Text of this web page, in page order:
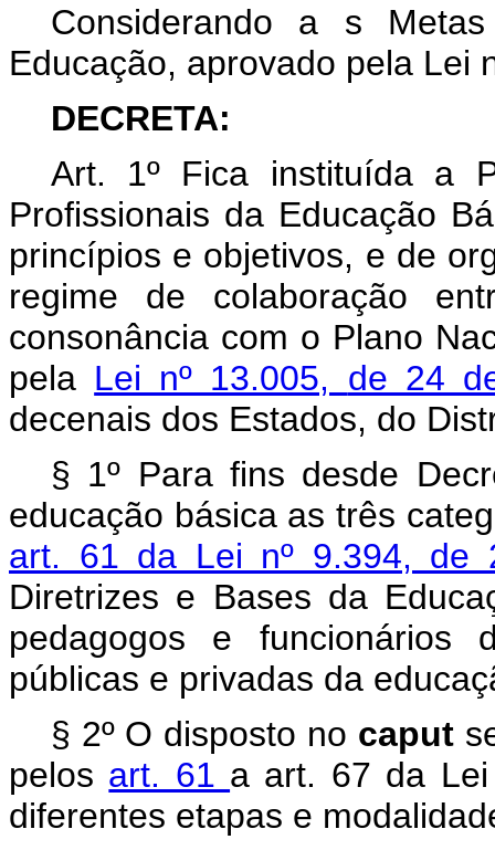
Considerando a s
Educação, aprovado pela Lei
DECRETA:
Art. 1º Fica instituída a
Profissionais da Educação
princípios e objetivos, e de
regime de colaboração
consonância com o Plano
pela Lei nº 13.005, de 24
decenais dos Estados, do
§ 1º Para fins desde
educação básica as três
art. 61 da Lei nº 9.394,
Diretrizes e Bases da
pedagogos e funcionários
públicas e privadas da
§ 2º O disposto no caput
pelos art. 61 a art. 67 da
diferentes etapas e